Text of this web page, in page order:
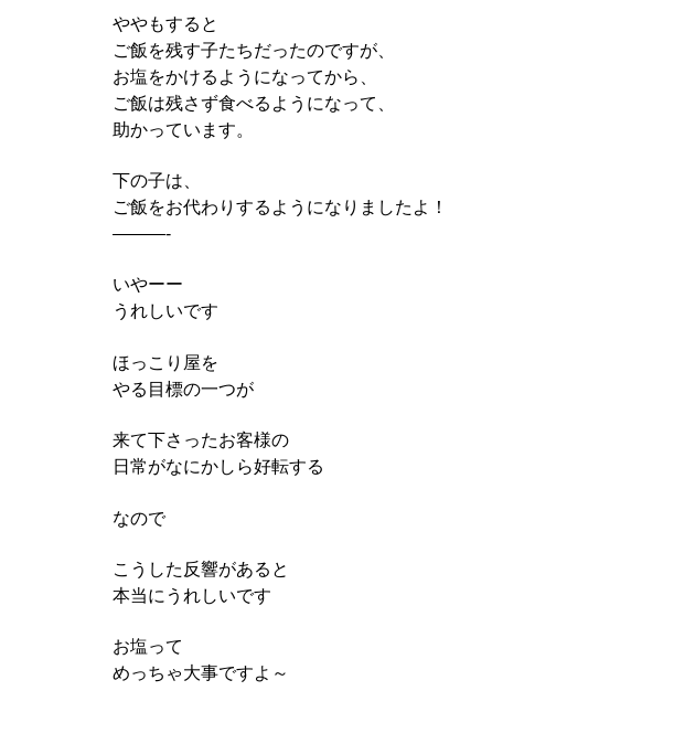
ややもすると
ご飯を残す子たちだったのですが、
お塩をかけるようになってから、
ご飯は残さず食べるようになって、
助かっています。
下の子は、
ご飯をお代わりするようになりましたよ！
———-
いやーー
うれしいです
ほっこり屋を
やる目標の一つが
来て下さったお客様の
日常がなにかしら好転する
なので
こうした反響があると
本当にうれしいです
お塩って
めっちゃ大事ですよ～